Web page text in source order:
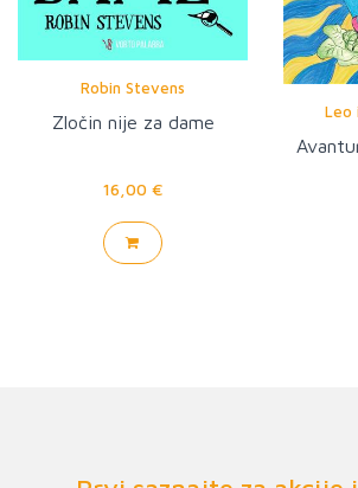
Robin Stevens
Zločin nije za dame
16,00 €
Leo